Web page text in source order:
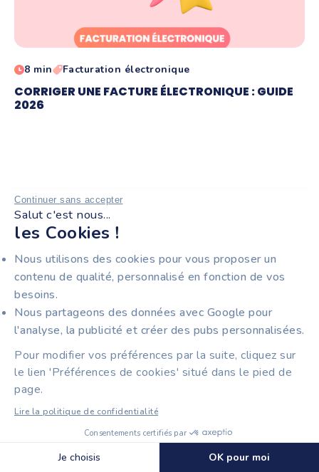
Continuer sans accepter
Salut c'est nous...
les Cookies !
Nous utilisons des cookies pour vous proposer un
contenu de qualité, personnalisé en fonction de vos
besoins.
Nous partageons des données avec Google pour
l'analyse, la publicité et créer des pubs personnalisées.
Pour modifier vos préférences par la suite, cliquez sur
le lien 'Préférences de cookies' situé dans le pied de
page.
Lire la politique de confidentialité
Consentements certifiés par
Je choisis OK pour moi
🍪 Cookies
8 min Facturation électronique
CORRIGER UNE FACTURE ÉLECTRONIQUE : GUIDE
2026
WEBINAIRE
15 MINUTES POUR
DÉCOUVRIR VOTRE
FUTUR OUTIL DE
FACTURATION
Vous êtes entrepreneurs à la recherche d'un
logiciel de facturation électronique pour
réaliser vos factures et devis
en illimité? Découvrez en détails notre solution
de facturation Tiime